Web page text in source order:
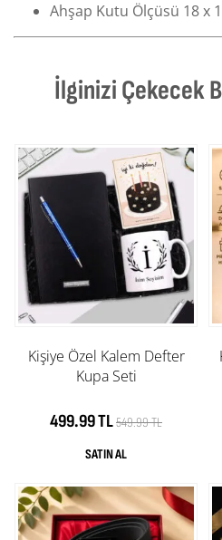
Ahşap Kutu Ölçüsü 18 x
İlginizi Çekecek
Kişiye Özel Kalem Defter
Kupa Seti
499.99 TL549.99 TL